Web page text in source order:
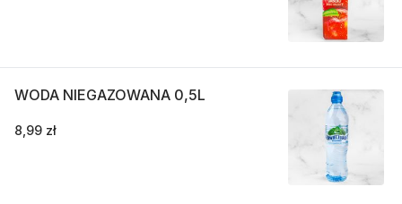
WODA NIEGAZOWANA 0,5L
8,99 zł